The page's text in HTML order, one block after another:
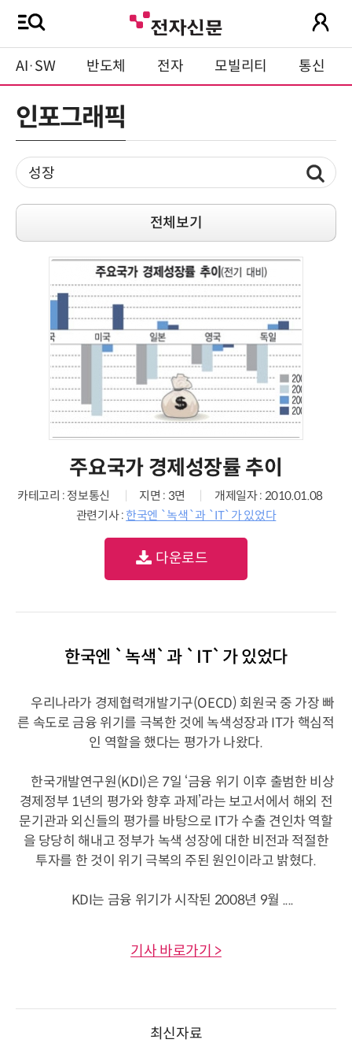
AI·SW 반도체 전자 모빌리티 통신
인포그래픽
전체보기
주요국가 경제성장률 추이
카테고리 : 정보통신 지면 : 3면
개제일자 : 2010.01.08
관련기사 : 한국엔 `녹색`과 `IT`가 있었다
다운로드
한국엔 `녹색`과 `IT`가 있었다
우리나라가 경제협력개발기구(OECD) 회원국 중 가장 빠
른 속도로 금융 위기를 극복한 것에 녹색성장과 IT가 핵심적
인 역할을 했다는 평가가 나왔다.
한국개발연구원(KDI)은 7일 ‘금융 위기 이후 출범한 비상
경제정부 1년의 평가와 향후 과제’라는 보고서에서 해외 전
문기관과 외신들의 평가를 바탕으로 IT가 수출 견인차 역할
을 당당히 해내고 정부가 녹색 성장에 대한 비전과 적절한
투자를 한 것이 위기 극복의 주된 원인이라고 밝혔다.
KDI는 금융 위기가 시작된 2008년 9월 ....
기사 바로가기 >
최신자료